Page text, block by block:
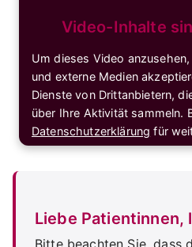
Video-Inhalte
Um dieses Video
und externe Medien
Dienste von Drittanbietern,
über Ihre Aktivität sammeln.
Datenschutzerklärung für
Liebe Patientinnen,